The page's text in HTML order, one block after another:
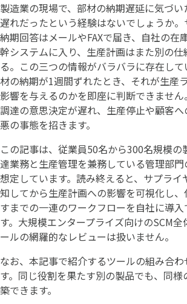
製造業の現場で、部材の納期遅延に気づ
遅れだったという経験はないでしょうか
納期回答はメールやFAXで届き、自社の在
幹システムに入り、生産計画はまた別の
る。この三つの情報がバラバラに存在し
材の納期が1週間ずれたとき、それが生産
影響を与えるのかを即座に判断できませ
調達の意思決定が遅れ、生産停止や顧客
悪の事態を招きます。
この記事は、従業員50名から300名規模の
達業務と生産管理を兼務している管理部
想定しています。読み終えると、サプラ
知してから生産計画への影響を可視化し
すまでの一連のワークフローを自社に導
す。大規模エンタープライズ向けのSCM
ールの網羅的なレビューは扱いません。
なお、本記事で紹介するツールの組み合
す。同じ役割を果たす別の製品でも、同
築できます。